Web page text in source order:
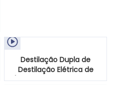

Destilação Dupla de
Destilação Elétrica de
Água para Aquecimento